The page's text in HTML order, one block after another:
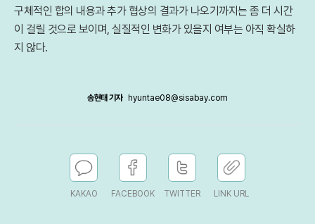
구체적인 합의 내용과 추가 협상의 결과가 나오기까지는 좀 더 시간
이 걸릴 것으로 보이며, 실질적인 변화가 있을지 여부는 아직 확실하
지 않다.
송현태 기자 hyuntae08@sisabay.com
KAKAO FACEBOOK TWITTER LINK URL